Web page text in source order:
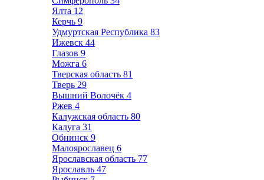
Ялта 12
Керчь 9
Удмуртская Республика 83
Ижевск 44
Глазов 9
Можга 6
Тверская область 81
Тверь 29
Вышний Волочёк 4
Ржев 4
Калужская область 80
Калуга 31
Обнинск 9
Малоярославец 6
Ярославская область 77
Ярославль 47